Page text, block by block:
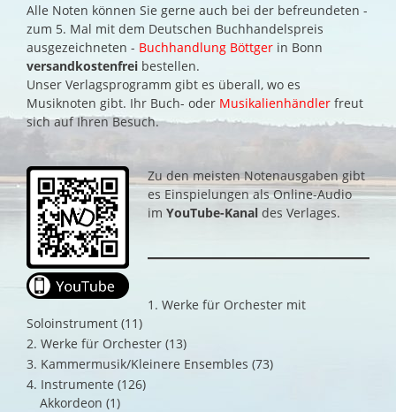
Alle Noten können Sie gerne auch bei der befreundeten -
zum 5. Mal mit dem Deutschen Buchhandelspreis
ausgezeichneten - Buchhandlung Böttger in Bonn
versandkostenfrei bestellen.
Unser Verlagsprogramm gibt es überall, wo es
Musiknoten gibt. Ihr Buch- oder Musikalienhändler freut
sich auf Ihren Besuch.
Zu den meisten Notenausgaben gibt
es Einspielungen als Online-Audio
im YouTube-Kanal des Verlages.
1. Werke für Orchester mit
Soloinstrument (11)
2. Werke für Orchester (13)
3. Kammermusik/Kleinere Ensembles (73)
4. Instrumente (126)
Akkordeon (1)